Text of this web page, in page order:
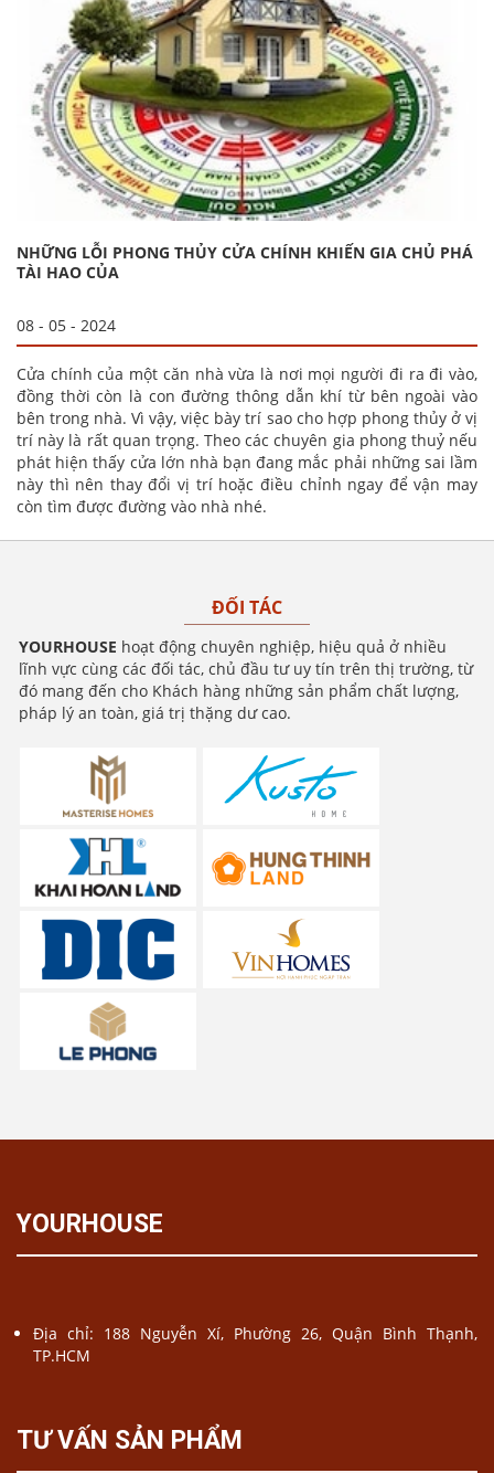
NHỮNG LỖI PHONG THỦY CỬA CHÍNH KHIẾN GIA CHỦ PHÁ
TÀI HAO CỦA
08 - 05 - 2024
Cửa chính của một căn nhà vừa là nơi mọi người đi ra đi vào,
đồng thời còn là con đường thông dẫn khí từ bên ngoài vào
bên trong nhà. Vì vậy, việc bày trí sao cho hợp phong thủy ở vị
trí này là rất quan trọng. Theo các chuyên gia phong thuỷ nếu
phát hiện thấy cửa lớn nhà bạn đang mắc phải những sai lầm
này thì nên thay đổi vị trí hoặc điều chỉnh ngay để vận may
còn tìm được đường vào nhà nhé.
ĐỐI TÁC
YOURHOUSE hoạt động chuyên nghiệp, hiệu quả ở nhiều
lĩnh vực cùng các đối tác, chủ đầu tư uy tín trên thị trường, từ
đó mang đến cho Khách hàng những sản phẩm chất lượng,
pháp lý an toàn, giá trị thặng dư cao.
YOURHOUSE
Địa chỉ: 188 Nguyễn Xí, Phường 26, Quận Bình Thạnh,
TP.HCM
TƯ VẤN SẢN PHẨM